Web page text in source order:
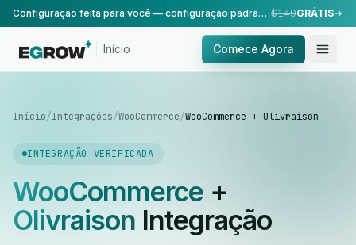
Configuração feita para você — configuração padrão, realizada pela nossa equipe. $149GRÁTIS
Início Comece Agora
Início/Integrações/WooCommerce/WooCommerce + Olivraison
INTEGRAÇÃO VERIFICADA
WooCommerce+
Olivraison Integração